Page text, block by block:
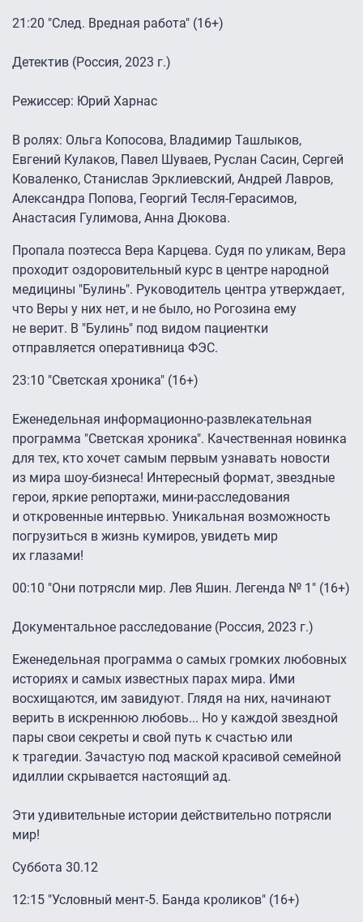
21:20 "След. Вредная работа" (16+)
Детектив (Россия, 2023 г.)
Режиссер: Юрий Харнас
В ролях: Ольга Копосова, Владимир Ташлыков,
Евгений Кулаков, Павел Шуваев, Руслан Сасин, Сергей
Коваленко, Станислав Эрклиевский, Андрей Лавров,
Александра Попова, Георгий Тесля-Герасимов,
Анастасия Гулимова, Анна Дюкова.
Пропала поэтесса Вера Карцева. Судя по уликам, Вера
проходит оздоровительный курс в центре народной
медицины "Булинь". Руководитель центра утверждает,
что Веры у них нет, и не было, но Рогозина ему
не верит. В "Булинь" под видом пациентки
отправляется оперативница ФЭС.
23:10 "Светская хроника" (16+)
Еженедельная информационно-развлекательная
программа "Светская хроника". Качественная новинка
для тех, кто хочет самым первым узнавать новости
из мира шоу-бизнеса! Интересный формат, звездные
герои, яркие репортажи, мини-расследования
и откровенные интервью. Уникальная возможность
погрузиться в жизнь кумиров, увидеть мир
их глазами!
00:10 "Они потрясли мир. Лев Яшин. Легенда № 1″ (16+)
Документальное расследование (Россия, 2023 г.)
Еженедельная программа о самых громких любовных
историях и самых известных парах мира. Ими
восхищаются, им завидуют. Глядя на них, начинают
верить в искреннюю любовь... Но у каждой звездной
пары свои секреты и свой путь к счастью или
к трагедии. Зачастую под маской красивой семейной
идиллии скрывается настоящий ад.
Эти удивительные истории действительно потрясли
мир!
Суббота 30.12
12:15 "Условный мент-5. Банда кроликов" (16+)